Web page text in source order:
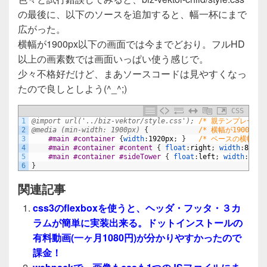
の最後に、以下のソースを追加すると、幅一杯にまで
広がった。
横幅が1900px以下の画面では今までどおり。フルHD
以上の画素数では画面いっぱい使う感じで。
少々不格好だけど、まあソースコードは見やすくなっ
たので良しとしよう(^_^;)
CSS
1
2
3
4
5
6
@import url('../biz-vektor/style.css');
/* 親テンプレート
@media (min-width: 1900px) {
/* 横幅が1900px
#main #container {width: 1920px; }
/* ベースの横幅を
#main #container #content { float : right ; width:80%
#main #container #sideTower { float : left ; width:
}
関連記事
css3のflexboxを使うと、ヘッダ・フッタ・３カ
ラムが簡単に実装出来る。ドットインストールの
有料動画(一ヶ月1080円)が分かりやすかったので
課金！